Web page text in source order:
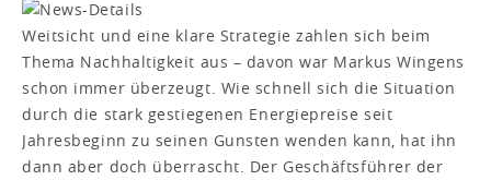
Weitsicht und eine klare Strategie zahlen sich beim
Thema Nachhaltigkeit aus – davon war Markus Wingens
schon immer überzeugt. Wie schnell sich die Situation
durch die stark gestiegenen Energiepreise seit
Jahresbeginn zu seinen Gunsten wenden kann, hat ihn
dann aber doch überrascht. Der Geschäftsführer der